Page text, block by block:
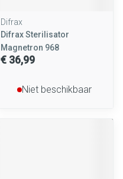
Difrax
Difrax Sterilisator
Magnetron 968
€ 36,99
Niet beschikbaar